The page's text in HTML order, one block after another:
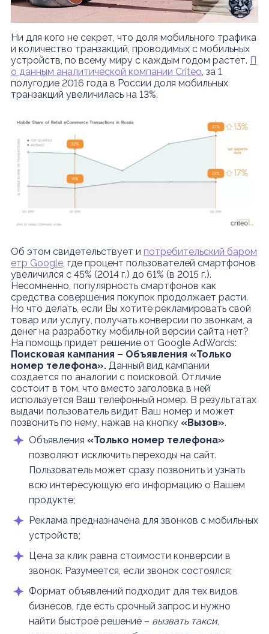
Ни для кого не секрет, что доля мобильного трафика
и количество транзакций, проводимых с мобильных
устройств, по всему миру с каждым годом растет. П
о данным аналитической компании Criteo, за 1
полугодие 2016 года в России доля мобильных
транзакций увеличилась на 13%.
Об этом свидетельствует и потребительский баром
етр Google, где процент пользователей смартфонов
увеличился с 45% (2014 г.) до 61% (в 2015 г.).
Несомненно, популярность смартфонов как
средства совершения покупок продолжает расти.
Но что делать, если Вы хотите рекламировать свой
товар или услугу, получать конверсии по звонкам, а
денег на разработку мобильной версии сайта нет?
На помощь придет решение от Google AdWords:
Поисковая кампания – Объявления «Только
номер телефона».Данный вид кампании
создается по аналогии с поисковой. Отличие
состоит в том, что вместо заголовка в ней
используется Ваш телефонный номер. В результатах
выдачи пользователь видит Ваш номер и может
позвонить по нему, нажав на кнопку «Вызов».
Объявления «Только номер телефона»
позволяют исключить переходы на сайт.
Пользователь может сразу позвонить и узнать
всю интересующую его информацию о Вашем
продукте;
Реклама предназначена для звонков с мобильных
устройств;
Цена за клик равна стоимости конверсии в
звонок. Разумеется, если звонок состоялся;
Формат объявлений подходит для тех видов
бизнесов, где есть срочный запрос и нужно
найти быстрое решение – вызвать такси,